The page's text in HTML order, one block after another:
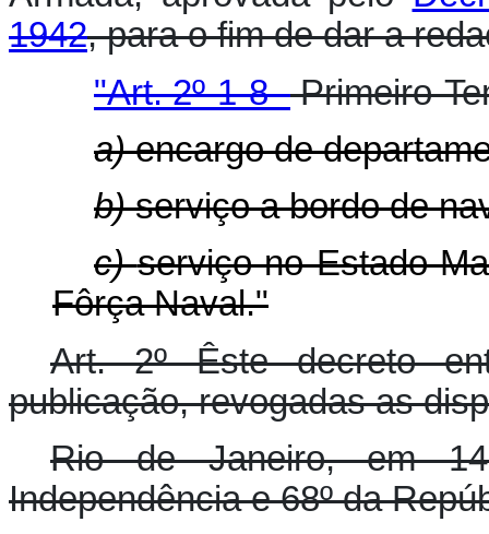
1942, para o fim de dar a
"Art. 2º-1-8 -Primeiro-
a)encargo de
b)serviço a bordo de
c)serviço no Estado-
Fôrça Naval."
Art. 2º Êste decreto
publicação, revogadas as
Rio de Janeiro, em
Independência e 68º da